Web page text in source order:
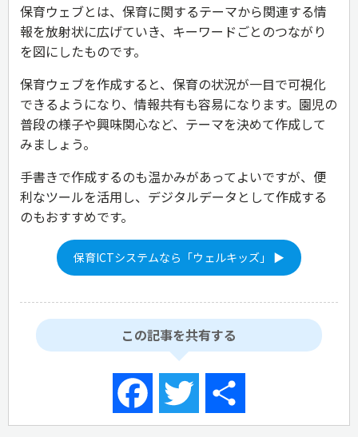
保育ウェブとは、保育に関するテーマから関連する情
報を放射状に広げていき、キーワードごとのつながり
を図にしたものです。
保育ウェブを作成すると、保育の状況が一目で可視化
できるようになり、情報共有も容易になります。園児の
普段の様子や興味関心など、テーマを決めて作成して
みましょう。
手書きで作成するのも温かみがあってよいですが、便
利なツールを活用し、デジタルデータとして作成する
のもおすすめです。
保育ICTシステムなら「ウェルキッズ」 ▶
この記事を共有する
FacebookTwitter